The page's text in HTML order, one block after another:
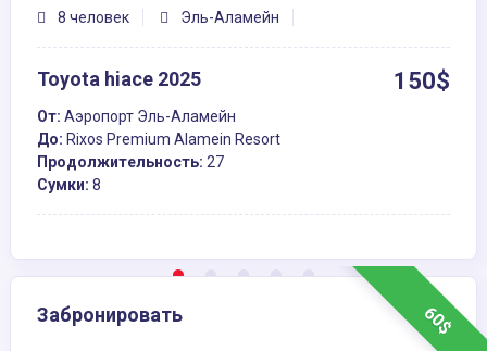
8 человек Эль-Аламейн
Toyota hiace 2025 150$
От: Аэропорт Эль-Аламейн
До: Rixos Premium Alamein Resort
Продолжительность: 27
Сумки: 8
60$
Забронировать